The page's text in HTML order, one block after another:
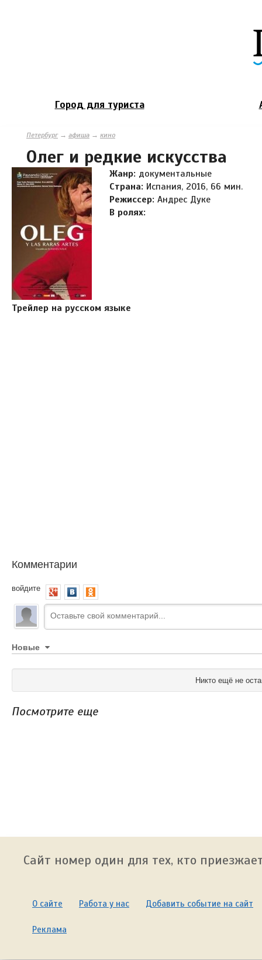
Город для туриста
Петербург→ афиша → кино
Олег и редкие искусства
Жанр: документальные
Страна: Испания, 2016, 66 мин.
Режиссер: Андрес Дуке
В ролях:
Трейлер на русском языке
Комментарии
войдите
Новые
Никто ещё не
Посмотрите еще
Сайт номер один для тех, кто
О сайте Работа у нас Добавить событие на сайт
Реклама